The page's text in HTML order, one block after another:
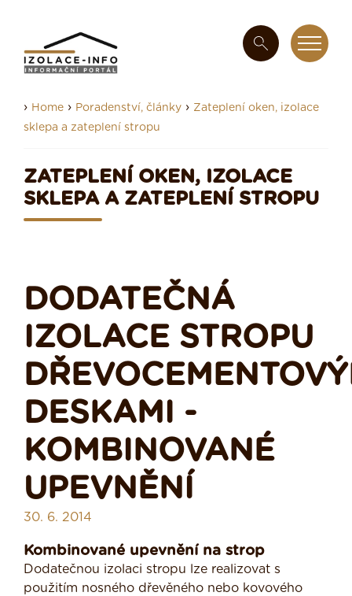
› Home › Poradenství, články › Zateplení oken, izolace
sklepa a zateplení stropu
ZATEPLENÍ OKEN, IZOLACE
SKLEPA A ZATEPLENÍ STROPU
DODATEČNÁ
IZOLACE STROPU
DESKAMI -
KOMBINOVANÉ
UPEVNĚNÍ
30. 6. 2014
Kombinované upevnění na strop
Dodatečnou izolaci stropu lze realizovat s
použitím nosného dřevěného nebo kovového